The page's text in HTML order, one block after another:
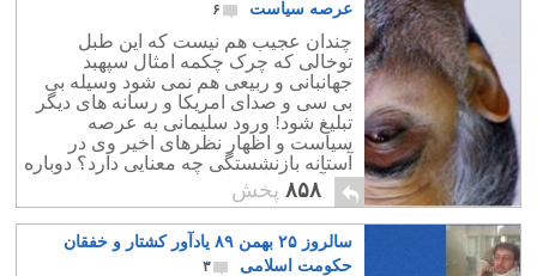
و چوب بخودی خود جرم نیست.
عرصه سیاست
۶
چندان عجیب هم نیست که این طبل
توخالی که چرک چکمه امثال سپهبد
جهانبانی و ربیعی هم نمی شود وسیله بی
بی سی و صدای امریکا و رسانه های دیگر
تبلیغ شود! ورود سلیمانی به عرصه
سیاست و اظهار نظرهای اخیر وی در
آستانه بازنشستگی چه معنایی دارد؟ دوباره
چه آشی برای ملت فریب خورده ایران
پخته اند؟ هدف سلیمانی از ورود به عرصه
سیاست چیست و سقف قدرت طلبی او تا
کجاست؟ این پرسش مهمی است که در دو
سال آینده پاسخ خواهد داشت. ما امیدواریم
۸۵۸ پخش
سالروز ۲۵ بهمن ۸۹ یادآور کشتار و خفقان
حکومت اسلامی
۳